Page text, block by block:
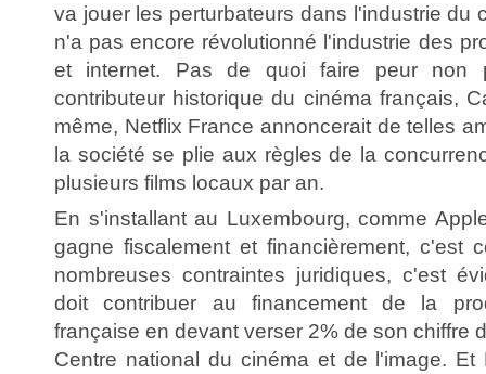
va jouer les perturbateurs dans l'industrie du
n'a pas encore révolutionné l'industrie des
et internet. Pas de quoi faire peur non
contributeur historique du cinéma français,
même, Netflix France annoncerait de telles
la société se plie aux règles de la
plusieurs films locaux par an.
En s'installant au Luxembourg, comme
gagne fiscalement et financièrement, c'est
nombreuses contraintes juridiques, c'est
doit contribuer au financement de la
française en devant verser 2% de son chiffre
Centre national du cinéma et de l'image. Et